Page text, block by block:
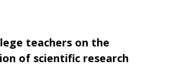
teachers on the
of scientific research